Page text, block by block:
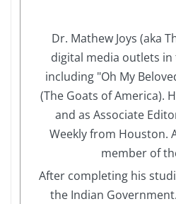
Dr. Mathew Joys (aka
digital media outlets in
including "Oh My
(The Goats of America).
and as Associate
Weekly from Houston.
member of
After completing his
the Indian